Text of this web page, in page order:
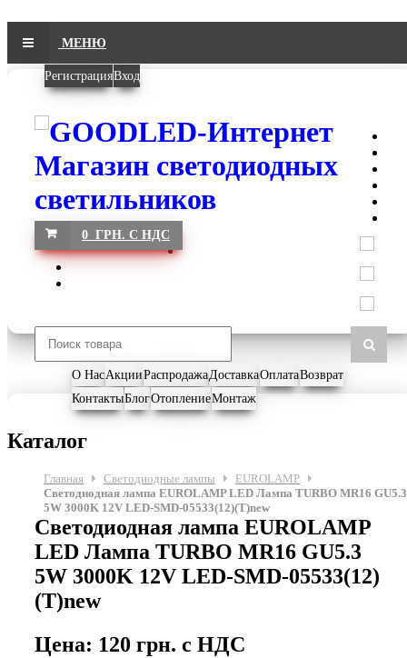
МЕНЮ
РегистрацияВход
0 ГРН. С НДС
О НасАкцииРаспродажаДоставкаОплатаВозврат
КонтактыБлогОтоплениеМонтаж
Каталог
Главная Светодиодные лампы
EUROLAMP
Светодиодная лампа EUROLAMP LED Лампа TURBO MR16 GU5.3
5W 3000K 12V LED-SMD-05533(12)(T)new
Светодиодная лампа EUROLAMP
LED Лампа TURBO MR16 GU5.3
5W 3000K 12V LED-SMD-05533(12)
(T)new
Цена: 120 грн. с НДС